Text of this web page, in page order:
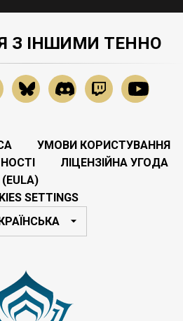
З ІНШИМИ ТЕННО
УМОВИ КОРИСТУВАННЯ
ЛІЦЕНЗІЙНА УГОДА
(EULA)
SETTINGS